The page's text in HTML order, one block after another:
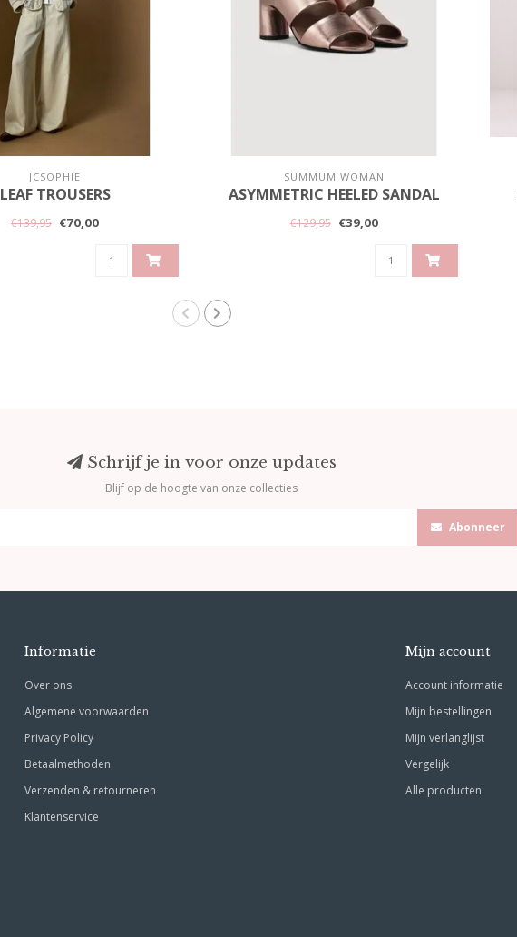
JCSOPHIE
LEAF TROUSERS
€139,95 €70,00
SUMMUM WOMAN
ASYMMETRIC HEELED SANDAL
€129,95 €39,00
Schrijf je in voor onze updates
Blijf op de hoogte van onze collecties
Abonneer
Informatie
Over ons
Algemene voorwaarden
Privacy Policy
Betaalmethoden
Verzenden & retourneren
Klantenservice
Mijn account
Account informatie
Mijn bestellingen
Mijn verlanglijst
Vergelijk
Alle producten